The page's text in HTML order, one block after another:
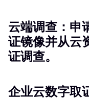
云端调查：申
证镜像并从云
证调查。
企业云数字取